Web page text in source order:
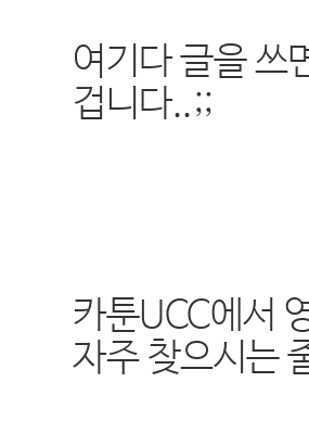
여기다 글을 쓰
겁니다..;;
카툰UCC에서
자주 찾으시는